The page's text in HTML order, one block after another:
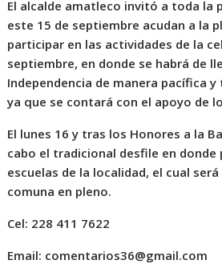
El alcalde amatleco invitó a toda la
este 15 de septiembre acudan a la
participar en las actividades de la
septiembre, en donde se habrá de
Independencia de manera pacífica
ya que se contará con el apoyo de
El lunes 16 y tras los Honores a la
cabo el tradicional desfile en
escuelas de la localidad, el cual
comuna en pleno.
Cel: 228 411 7622
Email: comentarios36@gmail.com